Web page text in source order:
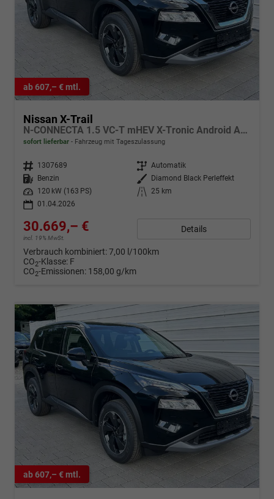
ab 607,– € mtl.
Nissan X-Trail
N-CONNECTA 1.5 VC-T mHEV X-Tronic Android Auto*Navi*SHZ*3Z Klimaauto*360°*ACC*E-Heck
sofort lieferbar Fahrzeug mit Tageszulassung
Fahrzeugnr. 1307689 Getriebe Automatik
Kraftstoff
Benzin Außenfarbe
Diamond Black Perleffekt
Leistung
120 kW (163 PS) Kilometerstand
25 km
01.04.2026
30.669,– €
incl. 19% MwSt.
Details
Verbrauch kombiniert:7,00 l/100km
CO2-Klasse: F
CO2-Emissionen: 158,00 g/km
ab 607,– € mtl.